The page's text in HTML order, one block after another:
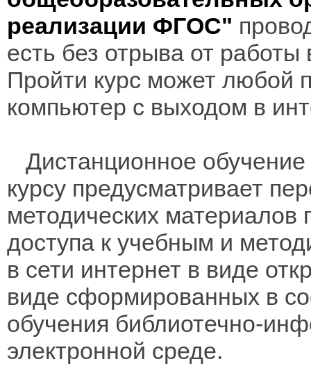
реализации ФГОС"
есть без отрыва от
Пройти курс может любой
компьютер с выходом в
Дистанционное
курсу предусматривает
методических материалов
доступа к учебным и
в сети интернет в виде
виде сформированных в
обучения библиотечно-
электронной среде.